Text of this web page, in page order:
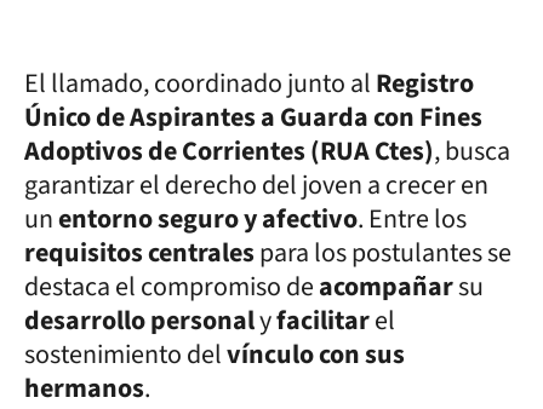
El llamado, coordinado junto alRegistro
Único de Aspirantes a Guarda con Fines
Adoptivos de Corrientes (RUA Ctes), busca
garantizar el derecho del joven a crecer en
unentorno seguro y afectivo. Entre los
requisitos centralespara los postulantes se
destaca el compromiso deacompañarsu
desarrollo personalyfacilitarel
sostenimiento delvínculo con sus
hermanos.